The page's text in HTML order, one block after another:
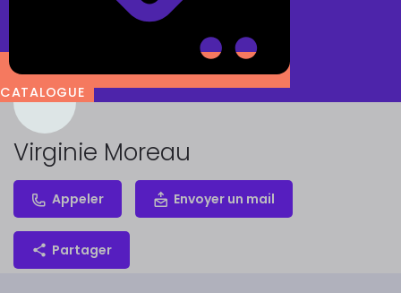
CATALOGUE
Virginie Moreau
Appeler Envoyer un mail
Partager